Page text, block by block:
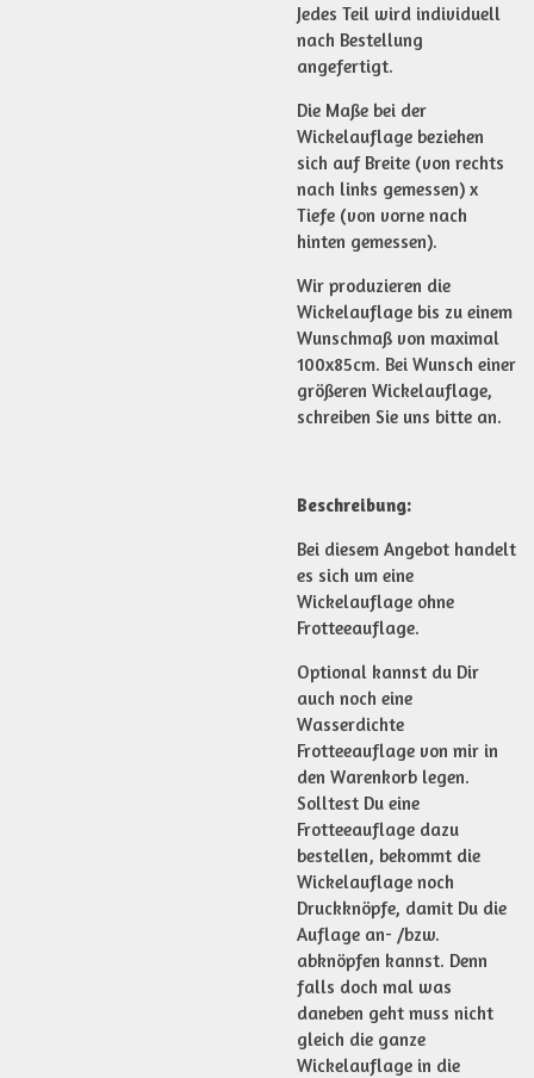
Jedes Teil wird individuell
nach Bestellung
angefertigt.
Die Maße bei der
Wickelauflage beziehen
sich auf Breite (von rechts
nach links gemessen) x
Tiefe (von vorne nach
hinten gemessen).
Wir produzieren die
Wickelauflage bis zu einem
Wunschmaß von maximal
100x85cm. Bei Wunsch einer
größeren Wickelauflage,
schreiben Sie uns bitte an.
Beschreibung:
Bei diesem Angebot handelt
es sich um eine
Wickelauflage ohne
Frotteeauflage.
Optional kannst du Dir
auch noch eine
Wasserdichte
Frotteeauflage von mir in
den Warenkorb legen.
Solltest Du eine
Frotteeauflage dazu
bestellen, bekommt die
Wickelauflage noch
Druckknöpfe, damit Du die
Auflage an- /bzw.
abknöpfen kannst. Denn
falls doch mal was
daneben geht muss nicht
gleich die ganze
Wickelauflage in die